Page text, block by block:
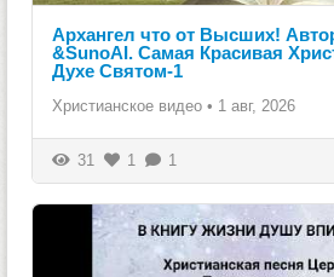
Архангел что от Высших!
&SunoAI. Самая Красивая
Духе Святом-1
Христианское видео • 1 авг, 2026
31 1 1